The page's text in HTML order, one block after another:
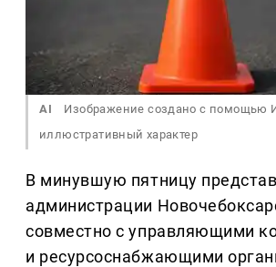
AI
Изображение создано с помощью
иллюстративный характер
В минувшую пятницу
администрации
совместно с управляющими
и ресурсоснабжающими